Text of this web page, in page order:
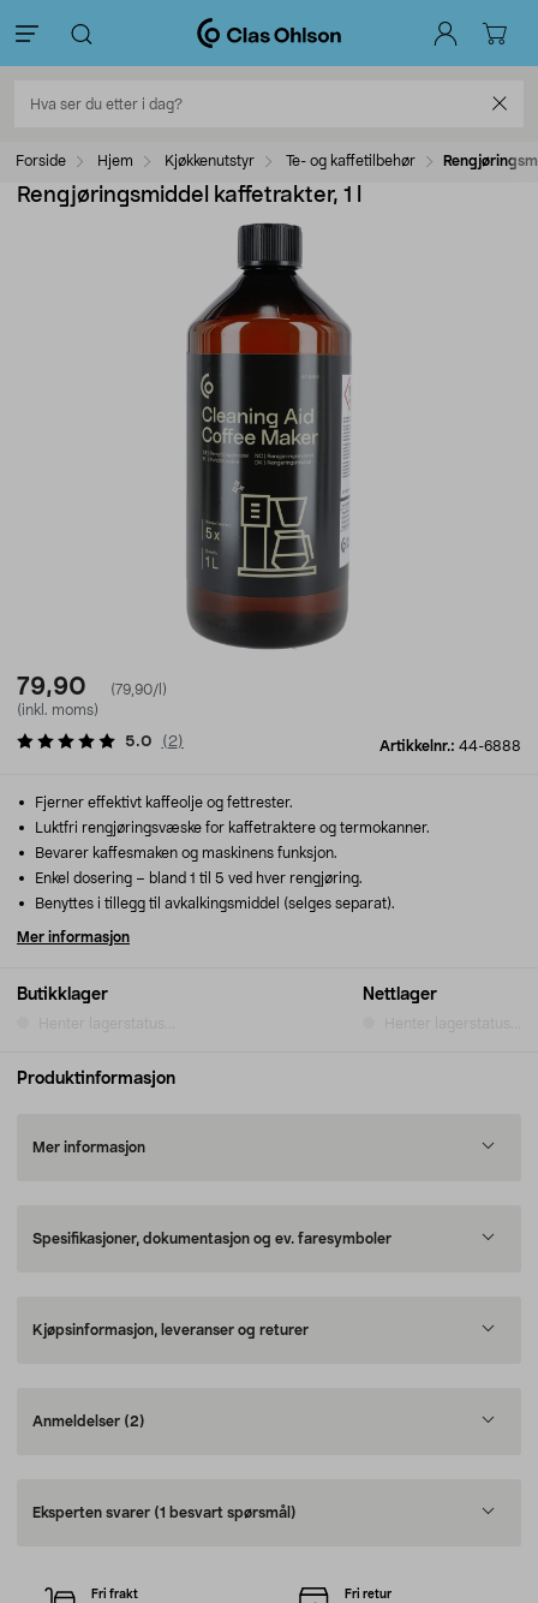
Forside Hjem Kjøkkenutstyr Te- og kaffetilbehør
Rengjøringsmiddel kaffetrakter, 1 l
79,90
(79,90/l)
(inkl. moms)
Artikkelnr.: 44-6888
5.0 ( 2)
Butikklager Nettlager
Fjerner effektivt kaffeolje og fettrester.
Luktfri rengjøringsvæske for kaffetraktere og termokanner.
Bevarer kaffesmaken og maskinens funksjon.
Enkel dosering – bland 1 til 5 ved hver rengjøring.
Benyttes i tillegg til avkalkingsmiddel (selges separat).
Mer informasjon
Produktinformasjon
Mer informasjon
Spesifikasjoner, dokumentasjon og ev. faresymboler
Kjøpsinformasjon, leveranser og returer
Anmeldelser (2)
Eksperten svarer (1 besvart spørsmål)
Fri frakt Fri retur